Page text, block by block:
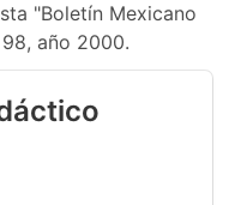
"Boletín Mexicano
año 2000.